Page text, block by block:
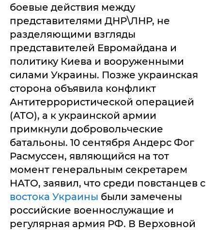
боевые действия между
представителями ДНР\ЛНР, не
разделяющими взгляды
представителей Евромайдана и
политику Киева и вооруженными
силами Украины. Позже украинская
сторона объявила конфликт
Антитеррористической операцией
(АТО), а к украинской армии
примкнули добровольческие
батальоны. 10 сентября Андерс Фог
Расмуссен, являющийся на тот
момент генеральным секретарем
НАТО, заявил, что среди повстанцев с
востока Украины были замечены
российские военнослужащие и
регулярная армия РФ. В Верховной